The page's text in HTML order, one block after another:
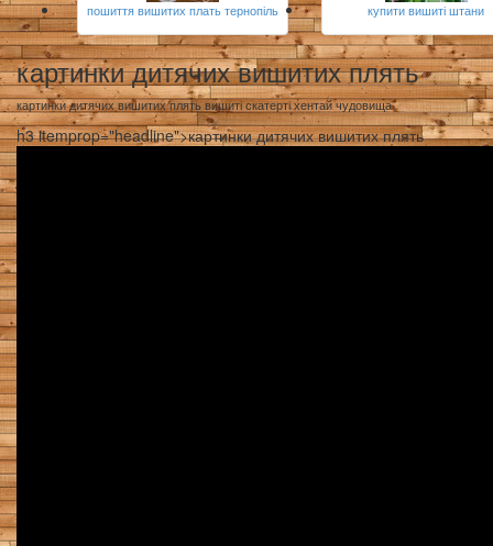
пошиття вишитих плать тернопіль купити вишиті штани
картинки дитячих вишитих плять
картинки дитячих вишитих плять вишиті скатерті хентай чудовища
h3 itemprop="headline">картинки дитячих вишитих плять